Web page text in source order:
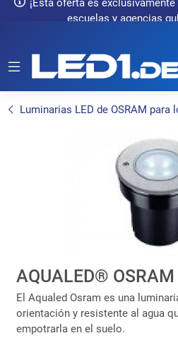
¡Esta oferta es
escuelas y agencias
Luminarias LED de OSRAM para
AQUALED® OSRAM
El Aqualed Osram es una
orientación y resistente al agua
empotrarla en el suelo.